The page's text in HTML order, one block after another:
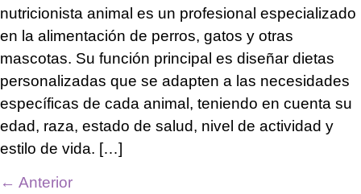
nutricionista animal es un profesional especializado
en la alimentación de perros, gatos y otras
mascotas. Su función principal es diseñar dietas
personalizadas que se adapten a las necesidades
específicas de cada animal, teniendo en cuenta su
edad, raza, estado de salud, nivel de actividad y
estilo de vida. […]
← Anterior